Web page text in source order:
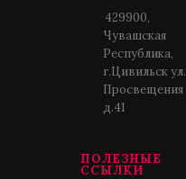
429900,
Чувашская
Республика,
г.Цивильск ул.
Просвещения
д.41
ПОЛЕЗНЫЕ
ССЫЛКИ